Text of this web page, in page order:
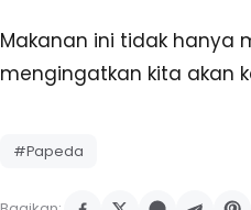
Makanan ini tidak hanya
mengingatkan kita akan
#Papeda